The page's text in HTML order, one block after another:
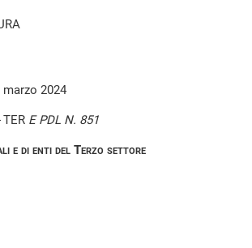
2024
TER E PDL N. 851
e di enti del Terzo settore